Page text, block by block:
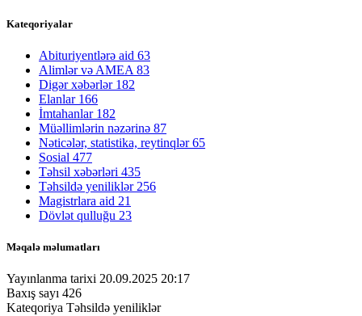
Kateqoriyalar
Abituriyentlərə aid 63
Alimlər və AMEA 83
Digər xəbərlər 182
Elanlar 166
İmtahanlar 182
Müəllimlərin nəzərinə 87
Nəticələr, statistika, reytinqlər65
Sosial 477
Təhsil xəbərləri 435
Təhsildə yeniliklər 256
Magistrlara aid 21
Dövlət qulluğu 23
Məqalə məlumatları
Yayınlanma tarixi 20.09.2025 20:17
Baxış sayı 426
Kateqoriya Təhsildə yeniliklər